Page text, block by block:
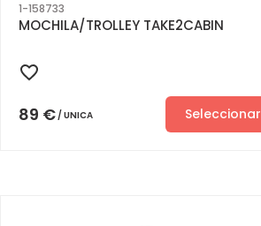
1-158733
MOCHILA/TROLLEY TAKE2CABIN
89 € UNICA Seleccionar